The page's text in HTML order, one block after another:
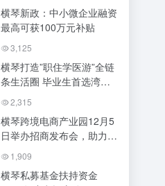
横琴新政：中小微企业融资
最高可获100万元补贴
3,125
横琴打造”职住学医游”全链
条生活圈 毕业生首选湾区
生活新主场
2,315
横琴跨境电商产业园12月5
日举办招商发布会，助力湾
区电商生态构建
1,909
横琴私募基金扶持资金